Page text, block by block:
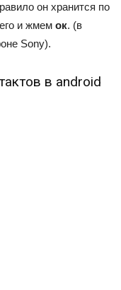
он хранится по
и жмем ок. (в
Sony).
в android